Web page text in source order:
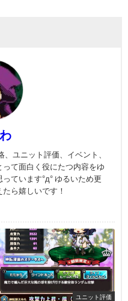
ユニット評価、イベント、
て面白く役にたつ内容をゆ
ています°д° ゆるいため更
ら嬉しいです！
ユニット評価